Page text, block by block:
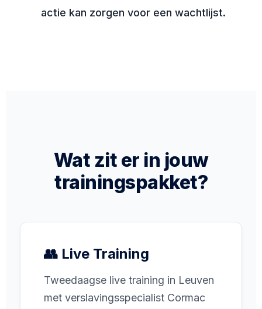
actie kan zorgen voor een wachtlijst.
Wat zit er in jouw
trainingspakket?
👥 Live Training
Tweedaagse live training in Leuven
met verslavingsspecialist Cormac